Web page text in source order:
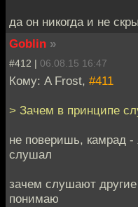
да он никогда и не
Goblin »
#412 | 06.08.15 16:47
Кому: A Frost, #411
> Зачем в принципе
не поверишь, камрад -
слушал
зачем слушают
понимаю